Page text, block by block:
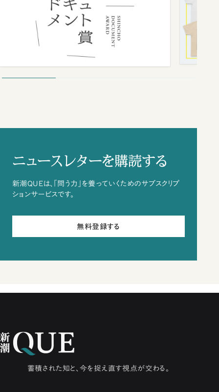
ニュースレターを購読する
新潮QUEは、「問う力」を養っていくためのサブスクリプ
ションサービスです。
無料登録する
蓄積された知と、今を捉え直す視点が交わる。